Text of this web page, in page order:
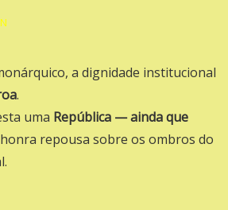
a dignidade institucional
.
uma República — ainda que
repousa sobre os ombros do